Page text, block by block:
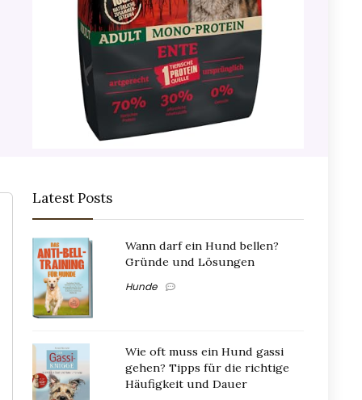
Latest Posts
Wann darf ein Hund bellen?
Gründe und Lösungen
Hunde
Wie oft muss ein Hund gassi
gehen? Tipps für die richtige
Häufigkeit und Dauer